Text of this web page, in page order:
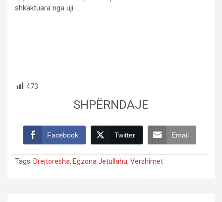
shkaktuara nga uji.
473
SHPËRNDAJE
Facebook Twitter Email
Tags: Drejtoresha, Egzona Jetullahu, Vershimet